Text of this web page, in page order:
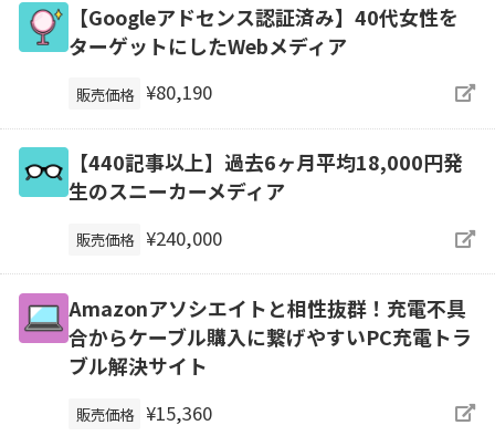
【Googleアドセンス認証済み】40代女性を
ターゲットにしたWebメディア
販売価格 ¥80,190
【440記事以上】過去6ヶ月平均18,000円発
生のスニーカーメディア
販売価格 ¥240,000
Amazonアソシエイトと相性抜群！充電不具
合からケーブル購入に繋げやすいPC充電トラ
ブル解決サイト
販売価格 ¥15,360